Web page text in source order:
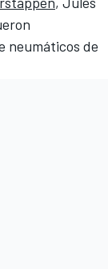
neumáticos de